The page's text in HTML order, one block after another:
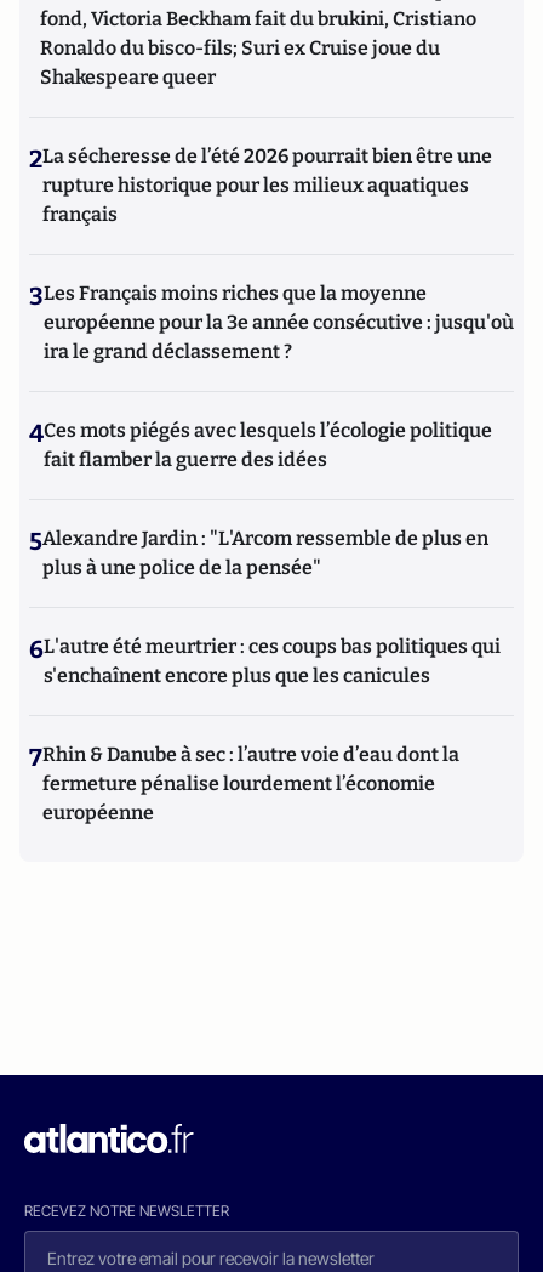
fond, Victoria Beckham fait du brukini, Cristiano
Ronaldo du bisco-fils; Suri ex Cruise joue du
Shakespeare queer
2La sécheresse de l’été 2026 pourrait bien être une
rupture historique pour les milieux aquatiques
français
3Les Français moins riches que la moyenne
européenne pour la 3e année consécutive : jusqu'où
ira le grand déclassement ?
4Ces mots piégés avec lesquels l’écologie politique
fait flamber la guerre des idées
5Alexandre Jardin : "L'Arcom ressemble de plus en
plus à une police de la pensée"
6L'autre été meurtrier : ces coups bas politiques qui
s'enchaînent encore plus que les canicules
7Rhin & Danube à sec : l’autre voie d’eau dont la
fermeture pénalise lourdement l’économie
européenne
RECEVEZ NOTRE NEWSLETTER